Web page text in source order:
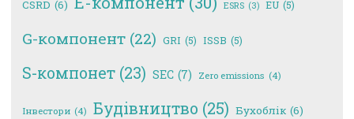
CSRD (6) ESRS (3) EU (5)
G-компонент (22) GRI (5) ISSB (5)
S-компонет (23) SEC (7) Zero emissions (4)
Інвестори (4) Будівництво (25) Бухоблік (6)